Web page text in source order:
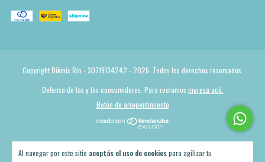
Al navegar por este sitio aceptás el uso de cookiespara agilizar tu
Copyright Bikinis Río - 30719134242 - 2026. Todos los derechos reservados.
Defensa de las y los consumidores. Para reclamos ingresá acá.
Botón de arrepentimiento